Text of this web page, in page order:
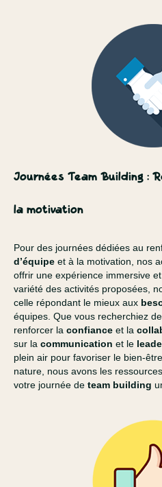
Journées Team Building :
la motivation
Pour des journées dédiées au
d’équipe et à la motivation, nos
offrir une expérience immersive
variété des activités proposées,
celle répondant le mieux aux
équipes. Que vous recherchiez
renforcer laconfiance et la
sur lacommunication et le
plein air pour favoriser le bien-
nature, nous avons les
votre journée deteam building